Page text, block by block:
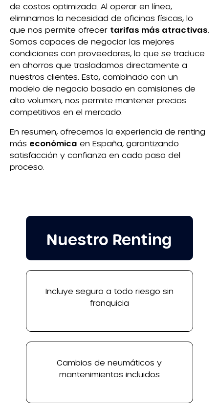
de costos optimizada. Al operar en línea,
eliminamos la necesidad de oficinas físicas, lo
que nos permite ofrecer tarifas más atractivas
Somos capaces de negociar las mejores
condiciones con proveedores, lo que se traduce
en ahorros que trasladamos directamente a
nuestros clientes. Esto, combinado con un
modelo de negocio basado en comisiones de
alto volumen, nos permite mantener precios
competitivos en el mercado.
En resumen, ofrecemos la experiencia de renting
más económica en España, garantizando
satisfacción y confianza en cada paso del
proceso.
Nuestro Renting
Incluye seguro a todo riesgo sin
franquicia
Cambios de neumáticos y
mantenimientos incluidos